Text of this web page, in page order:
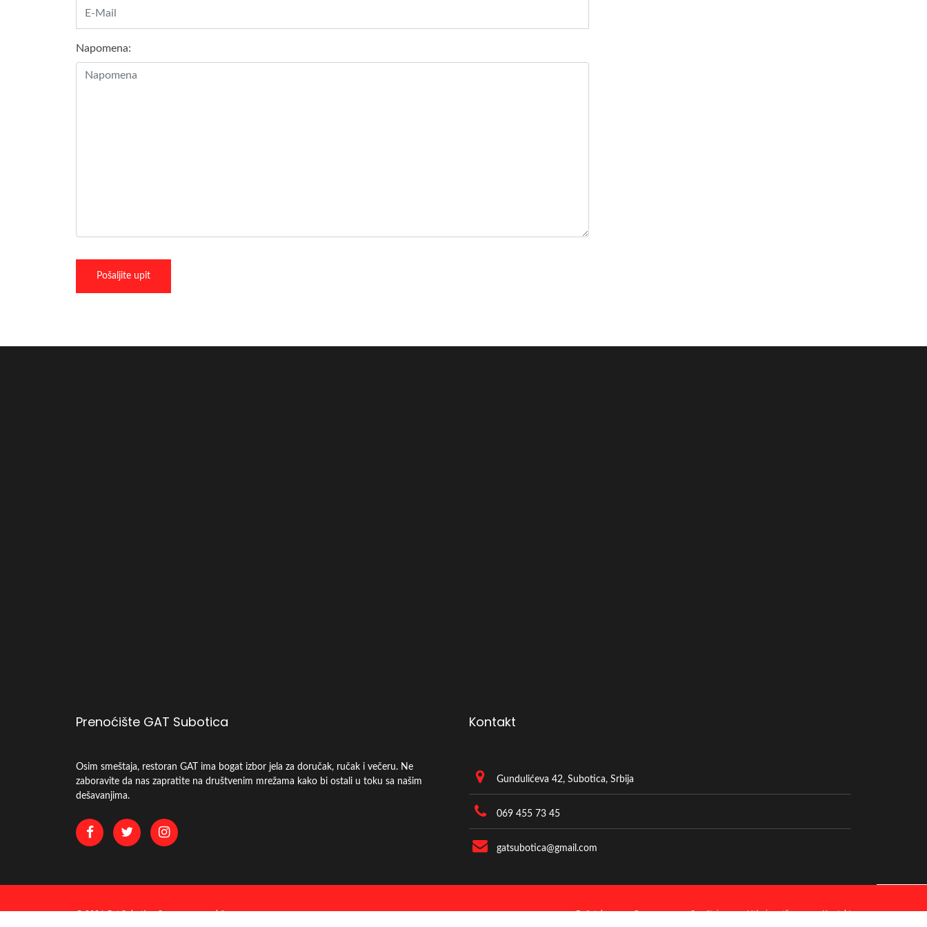
Napomena:
Pošaljite upit
Prenoćište GAT Subotica
Osim smeštaja, restoran GAT ima bogat izbor jela za doručak, ručak i večeru. Ne
zaboravite da nas zapratite na društvenim mrežama kako bi ostali u toku sa našim
dešavanjima.
Kontakt
Gundulićeva 42, Subotica, Srbija
069 455 73 45
gatsubotica@gmail.com
© 2026 Gat Subotica. Sva prava su zadržana. Početak O nama Smeštaj Utisci gostiju Kontakt